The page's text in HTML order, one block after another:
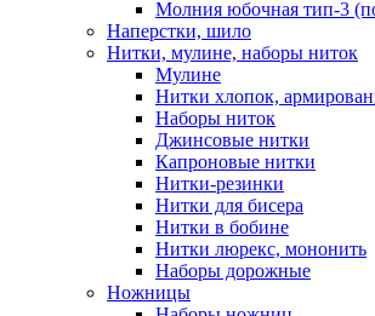
Молния юбочная тип-3
Наперстки, шило
Нитки, мулине, наборы ниток
Мулине
Нитки хлопок,
Наборы ниток
Джинсовые нитки
Капроновые нитки
Нитки-резинки
Нитки для бисера
Нитки в бобине
Нитки люрекс, мононить
Наборы дорожные
Ножницы